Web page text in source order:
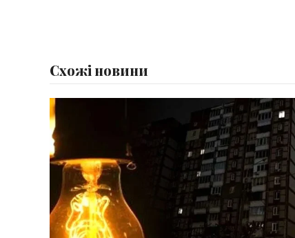
Схожі новини